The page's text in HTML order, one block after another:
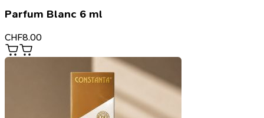
Parfum Blanc 6 ml
CHF8.00